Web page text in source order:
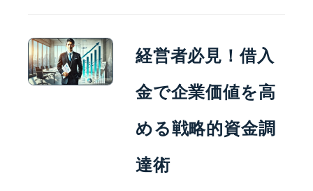
経営者必見！借入
金で企業価値を高
める戦略的資金調
達術